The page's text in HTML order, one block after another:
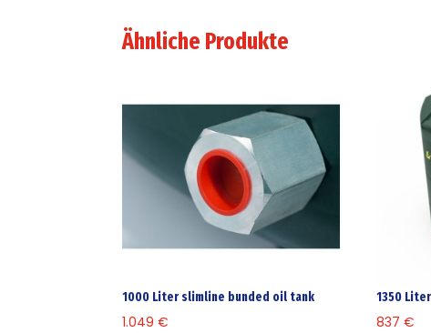
Ähnliche Produkte
1000 Liter slimline bunded oil tank
1.049€
1350
837€